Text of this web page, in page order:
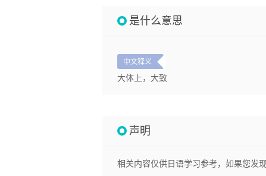
是什么意思
中文释义
大体上，大致
声明
相关内容仅供日语学习参考，如果您发